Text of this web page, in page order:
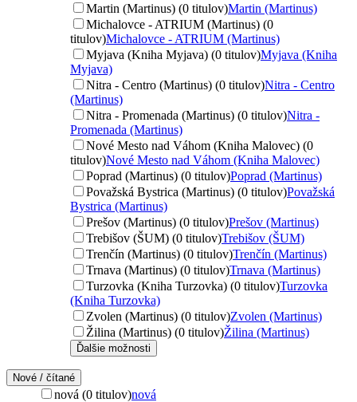
Martin (Martinus) (0 titulov)Martin (Martinus)
Michalovce - ATRIUM (Martinus) (0
titulov)Michalovce - ATRIUM (Martinus)
Myjava (Kniha Myjava) (0 titulov)Myjava (Kniha
Myjava)
Nitra - Centro (Martinus) (0 titulov)Nitra - Centro
(Martinus)
Nitra - Promenada (Martinus) (0 titulov)Nitra -
Promenada (Martinus)
Nové Mesto nad Váhom (Kniha Malovec) (0
titulov)Nové Mesto nad Váhom (Kniha Malovec)
Poprad (Martinus) (0 titulov)Poprad (Martinus)
Považská Bystrica (Martinus) (0 titulov)Považská
Bystrica (Martinus)
Prešov (Martinus) (0 titulov)Prešov (Martinus)
Trebišov (ŠUM) (0 titulov)Trebišov (ŠUM)
Trenčín (Martinus) (0 titulov)Trenčín (Martinus)
Trnava (Martinus) (0 titulov)Trnava (Martinus)
Turzovka (Kniha Turzovka) (0 titulov)Turzovka
(Kniha Turzovka)
Zvolen (Martinus) (0 titulov)Zvolen (Martinus)
Žilina (Martinus) (0 titulov)Žilina (Martinus)
Ďalšie možnosti
Nové / čítané
nová (0 titulov)nová